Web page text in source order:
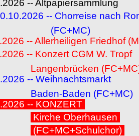
-- Altpapiersammlung
-- Chorreise nach
-- Allerheiligen Friedhof
-- Konzert CGM W. Tropf
-- Weihnachtsmarkt
Baden (FC+MC)
-- KONZERT
Kirche Oberhausen
(FC+MC+Schulchor)